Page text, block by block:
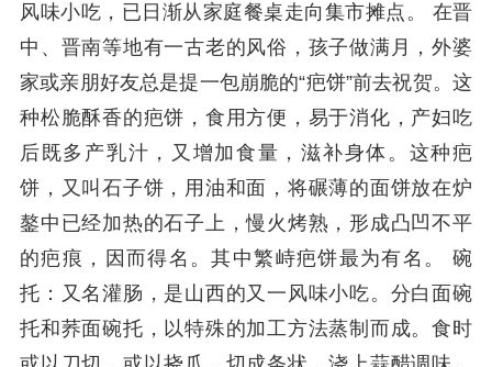
风味小吃，已日渐从家庭餐桌走向集市摊点。 在晋
中、晋南等地有一古老的风俗，孩子做满月，外婆
家或亲朋好友总是提一包崩脆的“疤饼”前去祝贺。这
种松脆酥香的疤饼，食用方便，易于消化，产妇吃
后既多产乳汁，又增加食量，滋补身体。这种疤
饼，又叫石子饼，用油和面，将碾薄的面饼放在炉
鏊中已经加热的石子上，慢火烤熟，形成凸凹不平
的疤痕，因而得名。其中繁峙疤饼最为有名。 碗
托：又名灌肠，是山西的又一风味小吃。分白面碗
托和荞面碗托，以特殊的加工方法蒸制而成。食时